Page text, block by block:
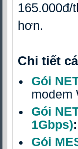
hơn.
Chi tiết
Gói
modem
Gói
1Gbps):
Gói